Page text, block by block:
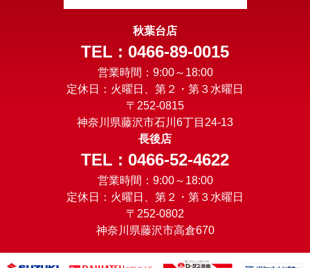
秋葉台店
TEL : 0466-89-0015
営業時間：9:00～18:00
定休日：火曜日、第２・第３水曜日
〒252-0815
神奈川県藤沢市石川6丁目24-13
長後店
TEL : 0466-52-4622
営業時間：9:00～18:00
定休日：火曜日、第２・第３水曜日
〒252-0802
神奈川県藤沢市高倉670